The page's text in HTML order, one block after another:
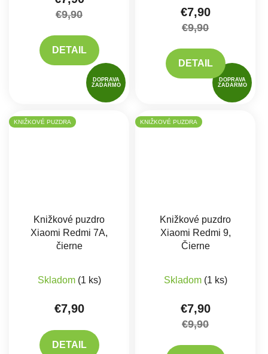
DOPRAVA
ZADARMO
€9,90
DETAIL
DOPRAVA
ZADARMO
€7,90
€9,90
DETAIL
KNIŽKOVÉ PUZDRA
Knižkové puzdro
Xiaomi Redmi 7A,
čierne
Skladom (1 ks)
€7,90
DETAIL
KNIŽKOVÉ PUZDRA
Knižkové puzdro
Xiaomi Redmi 9,
Čierne
Skladom (1 ks)
€7,90
€9,90